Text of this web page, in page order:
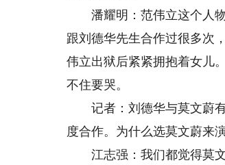
潘耀明：范伟立这个人物
跟刘德华先生合作过很多次
伟立出狱后紧紧拥抱着女儿
不住要哭。
记者：刘德华与莫文蔚有
度合作。为什么选莫文蔚来
江志强：我们都觉得莫文